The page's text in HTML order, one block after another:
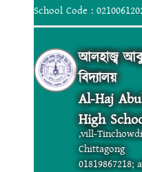
School Code :
আলহাজ্ব
বিদ্যালয়
Al-Haj
High
,vill-
Chittagong
01819867218;